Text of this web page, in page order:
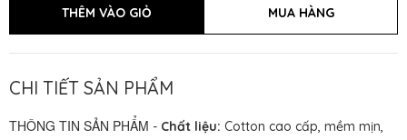
CHI TIẾT SẢN PHẨM
THÔNG TIN SẢN PHẨM - Chất liệu: Cotton cao cấp, mềm mịn,